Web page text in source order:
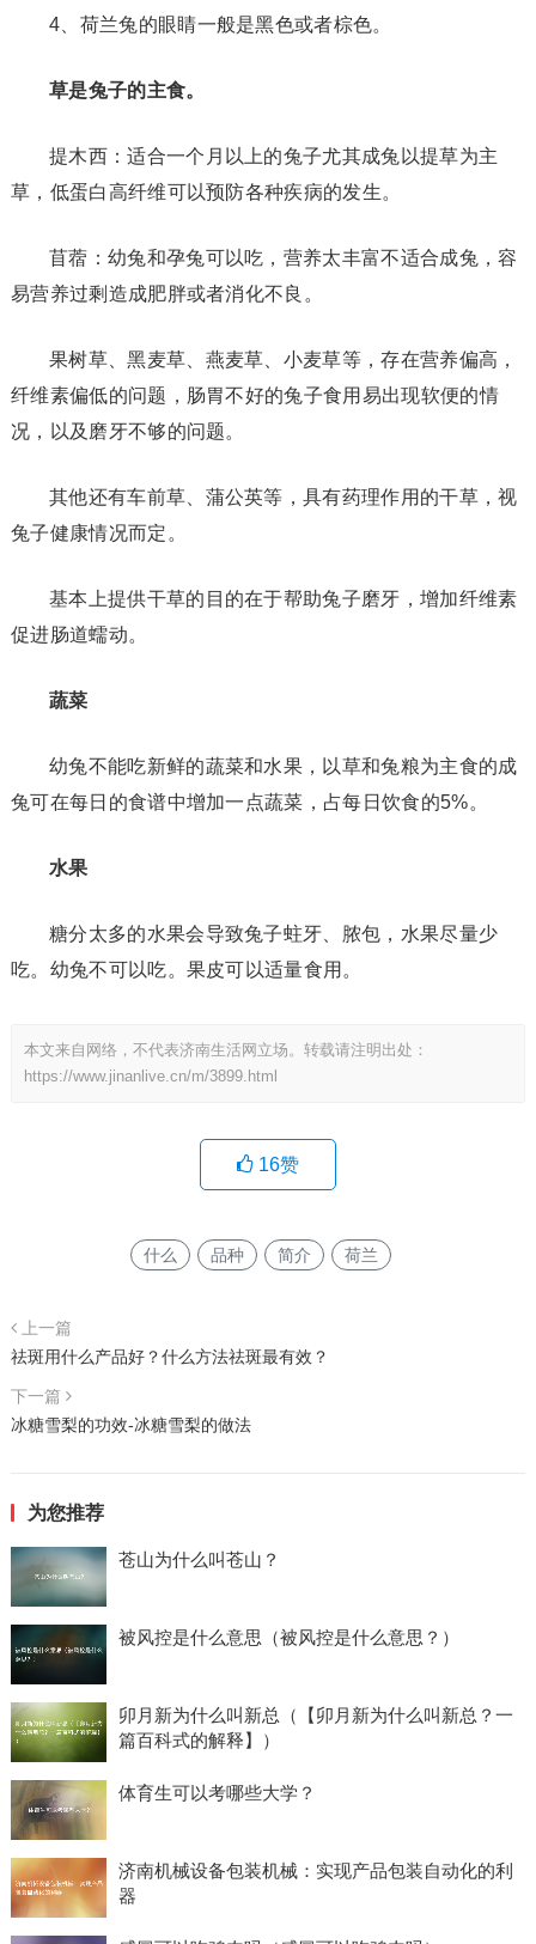
4、荷兰兔的眼睛一般是黑色或者棕色。
草是兔子的主食。
提木西：适合一个月以上的兔子尤其成兔以提草为主
草，低蛋白高纤维可以预防各种疾病的发生。
苜蓿：幼兔和孕兔可以吃，营养太丰富不适合成兔，容
易营养过剩造成肥胖或者消化不良。
果树草、黑麦草、燕麦草、小麦草等，存在营养偏高，
纤维素偏低的问题，肠胃不好的兔子食用易出现软便的情
况，以及磨牙不够的问题。
其他还有车前草、蒲公英等，具有药理作用的干草，视
兔子健康情况而定。
基本上提供干草的目的在于帮助兔子磨牙，增加纤维素
促进肠道蠕动。
蔬菜
幼兔不能吃新鲜的蔬菜和水果，以草和兔粮为主食的成
兔可在每日的食谱中增加一点蔬菜，占每日饮食的5%。
水果
糖分太多的水果会导致兔子蛀牙、脓包，水果尽量少
吃。幼兔不可以吃。果皮可以适量食用。
本文来自网络，不代表济南生活网立场。转载请注明出处：
https://www.jinanlive.cn/m/3899.html
16赞
什么 品种 简介 荷兰
上一篇
祛斑用什么产品好？什么方法祛斑最有效？
下一篇
冰糖雪梨的功效-冰糖雪梨的做法
为您推荐
苍山为什么叫苍山？
被风控是什么意思（被风控是什么意思？）
卯月新为什么叫新总（【卯月新为什么叫新总？一
篇百科式的解释】）
体育生可以考哪些大学？
济南机械设备包装机械：实现产品包装自动化的利
器